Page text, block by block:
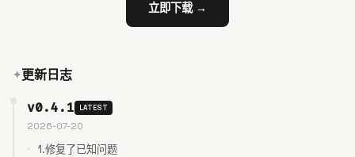
立即下载 →
更新日志
v0.4.1
LATEST
2026-07-20
1.修复了已知问题